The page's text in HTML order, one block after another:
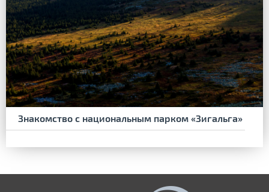
Знакомство с национальным парком «Зигальга»